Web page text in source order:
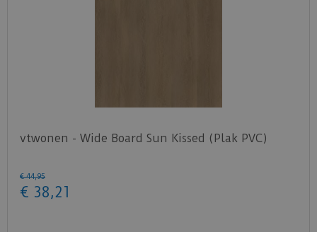
vtwonen - Wide Board Sun Kissed (Plak PVC)
€ 44,95
€ 38,21